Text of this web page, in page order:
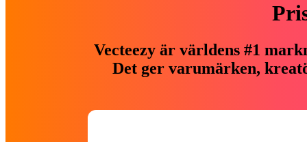
Vecteezy är världens #1
Det ger varumärken,